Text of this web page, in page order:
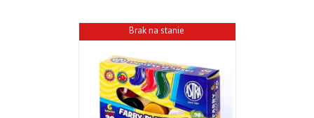
Brak na stanie